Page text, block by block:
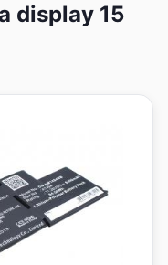
display 15